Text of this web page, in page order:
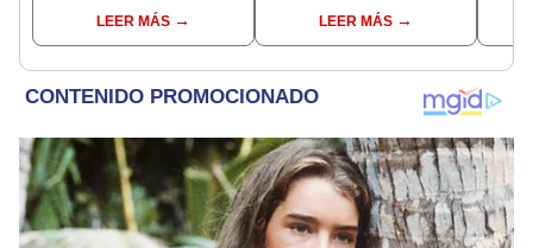
sacar la vuelta"
LEER MÁS
encubiertaLEER MÁS